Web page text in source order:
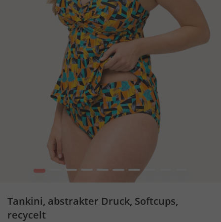
1 3 4 5 6 7
Tankini, abstrakter Druck, Softcups,
recycelt